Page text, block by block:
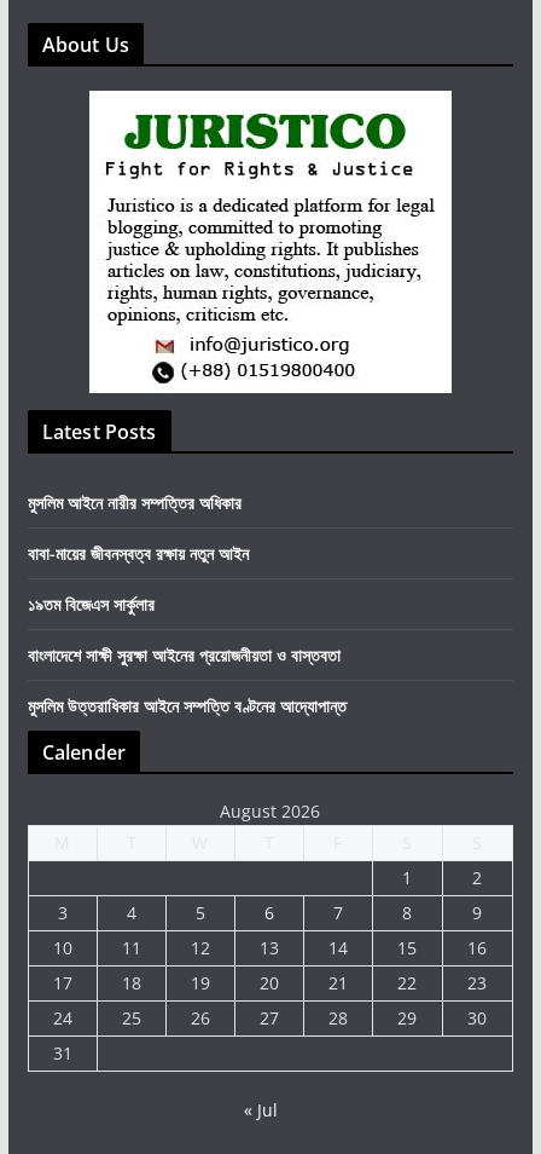
About Us
Latest Posts
মুসলিম আইনে নারীর সম্পত্তির অধিকার
বাবা-মায়ের জীবনস্বত্ব রক্ষায় নতুন আইন
১৯তম বিজেএস সার্কুলার
বাংলাদেশে সাক্ষী সুরক্ষা আইনের প্রয়োজনীয়তা ও বাস্তবতা
মুসলিম উত্তরাধিকার আইনে সম্পত্তি বণ্টনের আদ্যোপান্ত
Calender
August 2026
1
2
3
4 5 6 7 8
9
10
11 12 13 14 15
16
17
18 19 20 21 22
23
24
25 26 27 28 29
30
31
« Jul